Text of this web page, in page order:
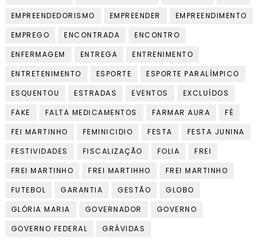
EMPREENDEDORISMO
EMPREENDER
EMPREENDIMENTO
EMPREGO
ENCONTRADA
ENCONTRO
ENFERMAGEM
ENTREGA
ENTRENIMENTO
ENTRETENIMENTO
ESPORTE
ESPORTE PARALÍMPICO
ESQUENTOU
ESTRADAS EVENTOS
EXCLUÍDOS
FAKE
FALTA MEDICAMENTOS FARMAR AURA
FÉ
FEI MARTINHO
FEMINICIDIO FESTA
FESTA JUNINA
FESTIVIDADES
FISCALIZAÇÃO FOLIA
FREI
FREI MARTINHO
FREI MARTIHHO
FREI MARTINHO
FUTEBOL
GARANTIA GESTÃO
GLOBO
GLÓRIA MARIA
GOVERNADOR
GOVERNO
GOVERNO FEDERAL
GRÁVIDAS